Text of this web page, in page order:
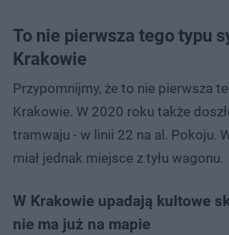
To nie pierwsza tego typu
Krakowie
Przypomnijmy, że to nie pierwsza
Krakowie. W 2020 roku także
tramwaju - w linii 22 na al. Pokoju.
miał jednak miejsce z tyłu wagonu.
W Krakowie upadają kultowe
nie ma już na mapie